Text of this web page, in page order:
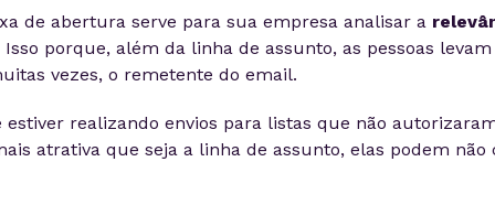
de abertura serve para sua empresa analisar a
Isso porque, além da linha de assunto, as pessoas
vezes, o remetente do email.
estiver realizando envios para listas que não
atrativa que seja a linha de assunto, elas podem não